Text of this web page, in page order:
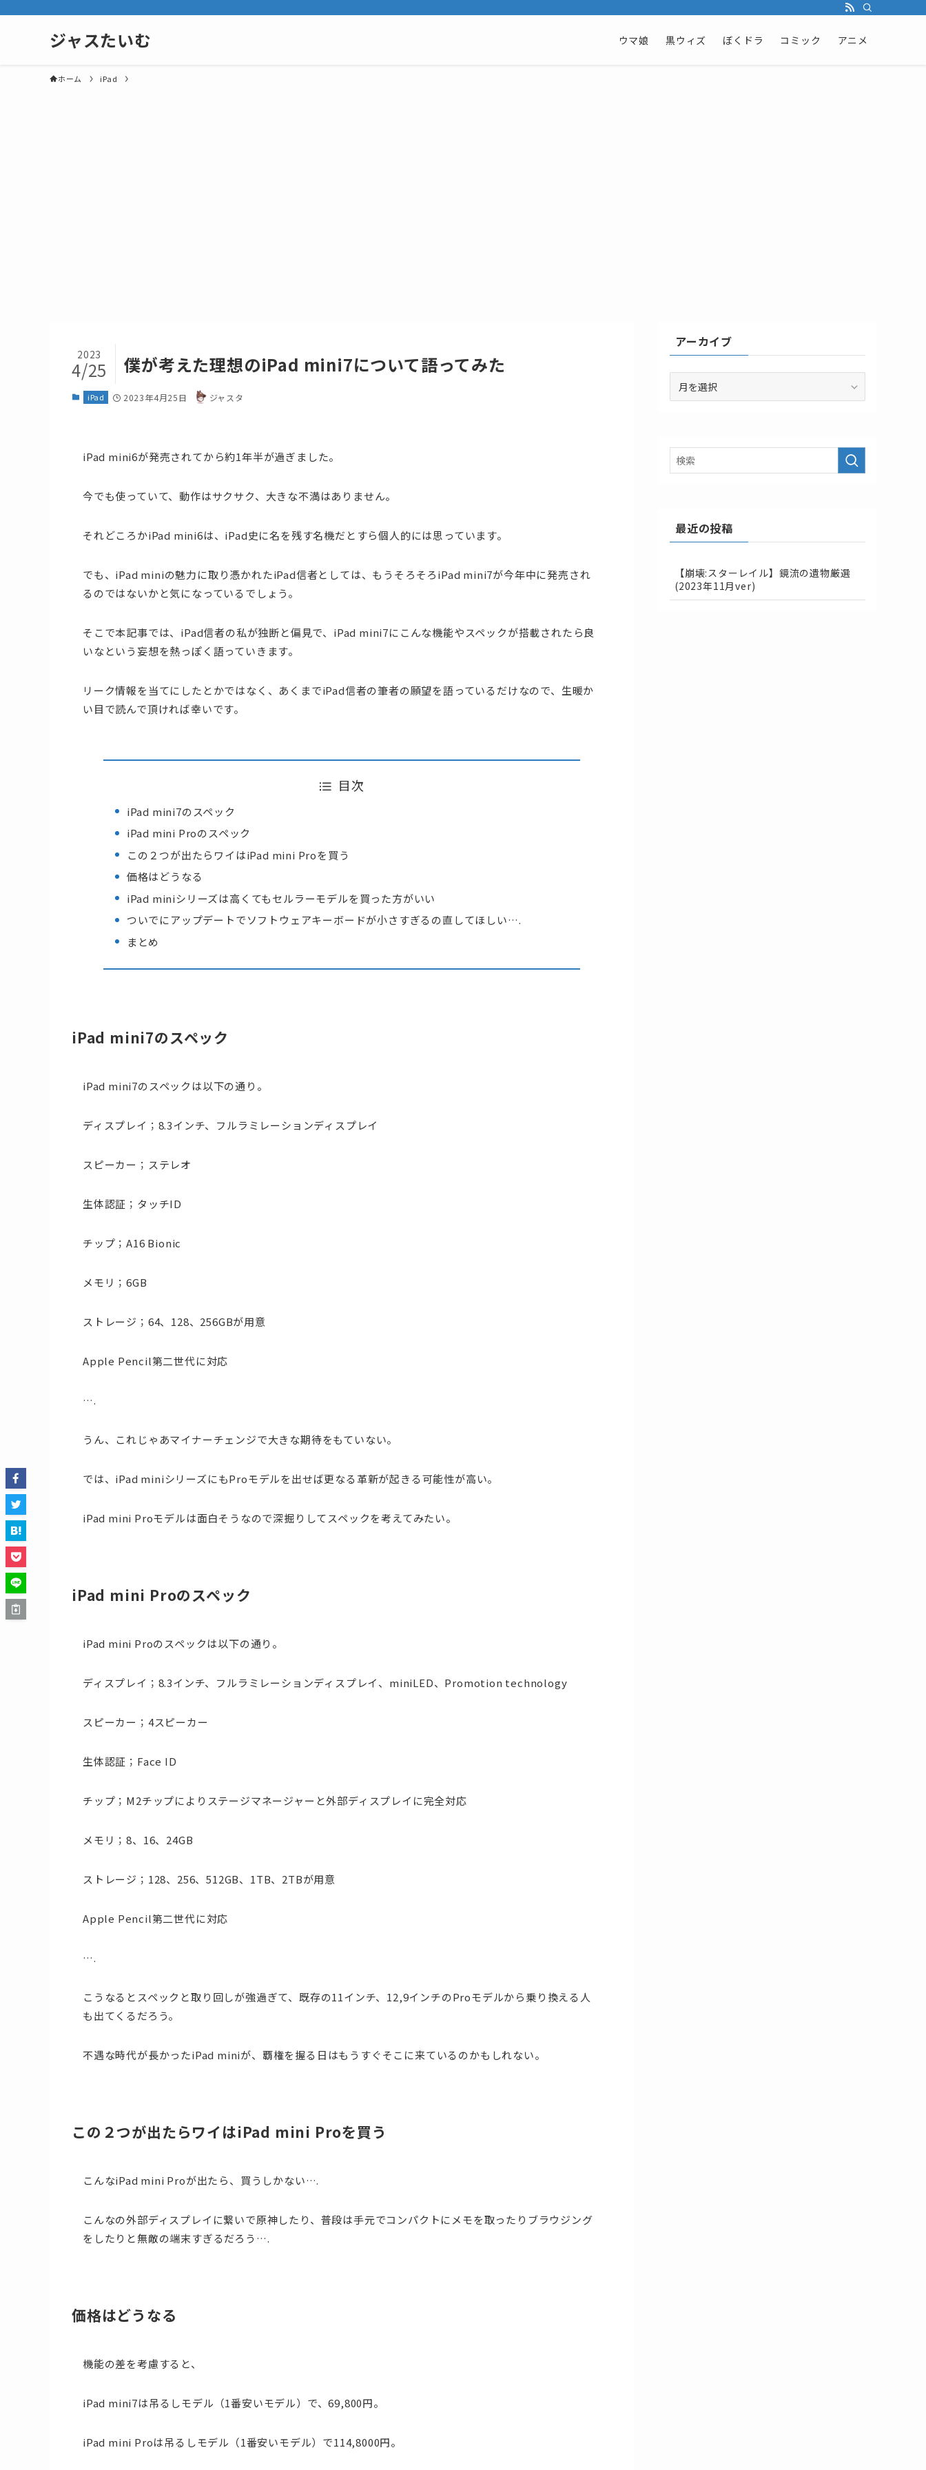
ジャスたいむ ウマ娘 黒ウィズ ぼくドラ コミック アニメ
ホーム iPad
僕が考えた理想のiPad mini7について語ってみた
2023
4/25
iPad 2023年4月25日 ジャスタ
iPad mini6が発売されてから約1年半が過ぎました。
今でも使っていて、動作はサクサク、大きな不満はありません。
それどころかiPad mini6は、iPad史に名を残す名機だとすら個人的には思っています。
でも、iPad miniの魅力に取り憑かれたiPad信者としては、もうそろそろiPad mini7が今年中に発売され
るのではないかと気になっているでしょう。
そこで本記事では、iPad信者の私が独断と偏見で、iPad mini7にこんな機能やスペックが搭載されたら良
いなという妄想を熱っぽく語っていきます。
リーク情報を当てにしたとかではなく、あくまでiPad信者の筆者の願望を語っているだけなので、生暖か
い目で読んで頂ければ幸いです。
目次
iPad mini7のスペック
iPad mini Proのスペック
この２つが出たらワイはiPad mini Proを買う
価格はどうなる
iPad miniシリーズは高くてもセルラーモデルを買った方がいい
ついでにアップデートでソフトウェアキーボードが小さすぎるの直してほしい….
まとめ
iPad mini7のスペック
iPad mini7のスペックは以下の通り。
ディスプレイ；8.3インチ、フルラミレーションディスプレイ
スピーカー；ステレオ
生体認証；タッチID
チップ；A16 Bionic
メモリ；6GB
ストレージ；64、128、256GBが用意
Apple Pencil第二世代に対応
….
うん、これじゃあマイナーチェンジで大きな期待をもていない。
では、iPad miniシリーズにもProモデルを出せば更なる革新が起きる可能性が高い。
iPad mini Proモデルは面白そうなので深掘りしてスペックを考えてみたい。
iPad mini Proのスペック
iPad mini Proのスペックは以下の通り。
ディスプレイ；8.3インチ、フルラミレーションディスプレイ、miniLED、Promotion technology
スピーカー；4スピーカー
生体認証；Face ID
チップ；M2チップによりステージマネージャーと外部ディスプレイに完全対応
メモリ；8、16、24GB
ストレージ；128、256、512GB、1TB、2TBが用意
Apple Pencil第二世代に対応
….
こうなるとスペックと取り回しが強過ぎて、既存の11インチ、12,9インチのProモデルから乗り換える人
も出てくるだろう。
不遇な時代が長かったiPad miniが、覇権を握る日はもうすぐそこに来ているのかもしれない。
この２つが出たらワイはiPad mini Proを買う
こんなiPad mini Proが出たら、買うしかない….
こんなの外部ディスプレイに繋いで原神したり、普段は手元でコンパクトにメモを取ったりブラウジング
をしたりと無敵の端末すぎるだろう….
価格はどうなる
機能の差を考慮すると、
iPad mini7は吊るしモデル（1番安いモデル）で、69,800円。
iPad mini Proは吊るしモデル（1番安いモデル）で114,8000円。
アーカイブ
ー
最近の投稿
【崩壊:スターレイル】鏡流の遺物厳選
(2023年11月ver)